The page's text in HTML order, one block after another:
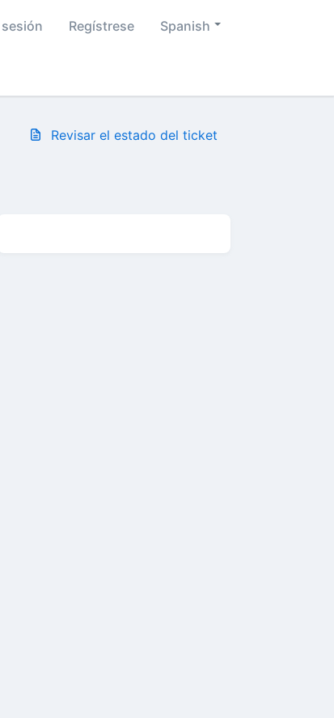
Spanish
Regístrese
Revisar el estado del ticket